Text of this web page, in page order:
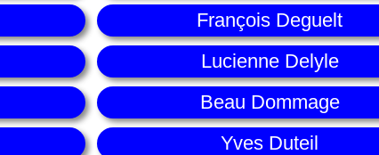
François Deguelt
Lucienne Delyle
Beau Dommage
Yves Duteil